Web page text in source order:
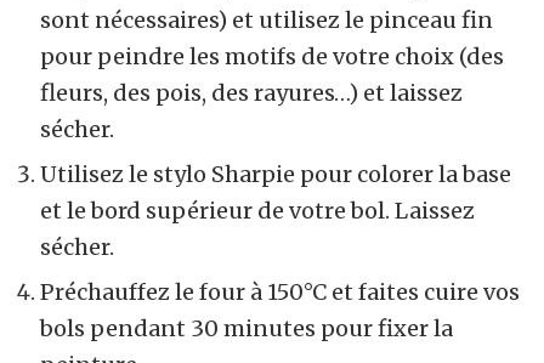
sont nécessaires) et utilisez le pinceau fin
pour peindre les motifs de votre choix (des
fleurs, des pois, des rayures…) et laissez
sécher.
Utilisez le stylo Sharpie pour colorer la base
et le bord supérieur de votre bol. Laissez
sécher.
Préchauffez le four à 150°C et faites cuire vos
bols pendant 30 minutes pour fixer la